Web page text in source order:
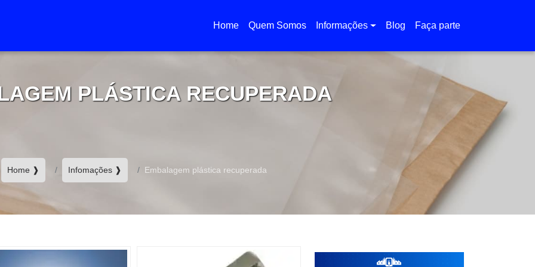
Home
(current)
Quem Somos Informações Blog Faça parte
PLÁSTICA RECUPERADA
Home ❱ Infomações ❱ Embalagem plástica recuperada